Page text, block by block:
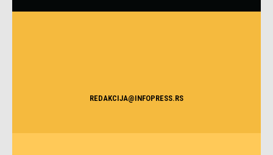
REDAKCIJA@INFOPRESS.RS